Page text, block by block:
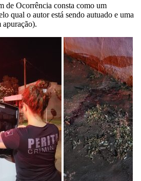
de Ocorrência consta como um
qual o autor está sendo autuado e uma